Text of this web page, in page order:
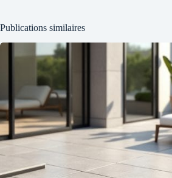
Publications similaires